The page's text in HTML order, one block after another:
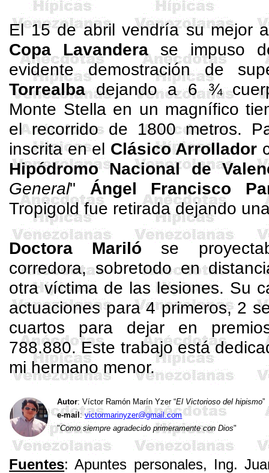
El 15 de abril vendría su mejor
Copa Lavanderase impuso
evidente demostración de
Torrealbadejando a 6 ¾
Monte Stella en un magnífico
el recorrido de 1800 metros.
inscrita en el Clásico Arrollador
Hipódromo Nacional de
General" Ángel Francisco
Tropigoldfue retirada dejando
DoctoraMariló se
corredora, sobretodo en
otra víctima de las lesiones. Su
actuaciones para 4 primeros, 2
cuartos para dejar en
788.880. Este trabajo está
mi hermano menor.
Autor: Víctor Ramón MarínYzer“El Victorioso del hipismo”
e-mail :victormarinyzer@gmail.com
"Como siempre agradecido primeramente con Dios"
Fuentes: Apuntes personales, Ing.